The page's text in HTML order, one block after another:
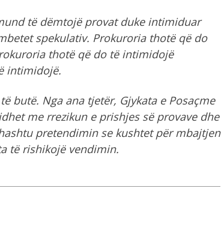
të dëmtojë provat duke intimiduar
spekulativ. Prokuroria thotë që do
thotë që do të intimidojë
intimidojë.
butë. Nga ana tjetër, Gjykata e Posaçme
me rrezikun e prishjes së provave dhe
pretendimin se kushtet për mbajtjen
të rishikojë vendimin.